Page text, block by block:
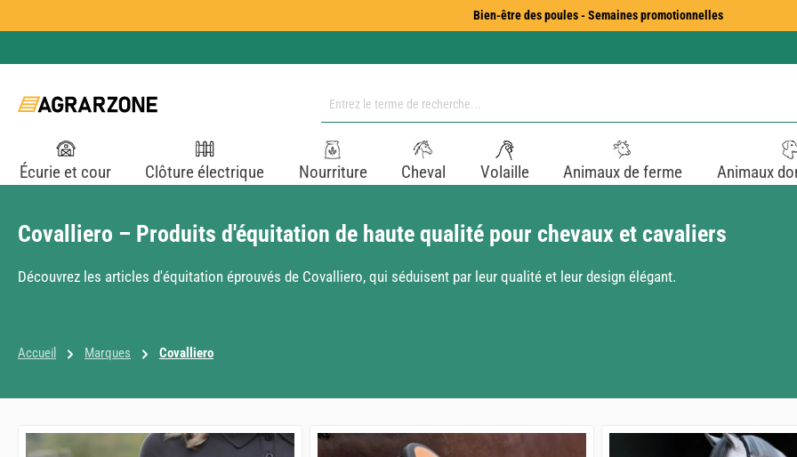
Bien-être des poules - Semaines promotionnelles
Écurie et cour Clôture électrique Nourriture Cheval Volaille Animaux de ferme Animaux
Covalliero – Produits d'équitation de haute qualité pour chevaux et cavaliers
Découvrez les articles d'équitation éprouvés de Covalliero, qui séduisent par leur qualité et leur design élégant.
Accueil Marques Covalliero